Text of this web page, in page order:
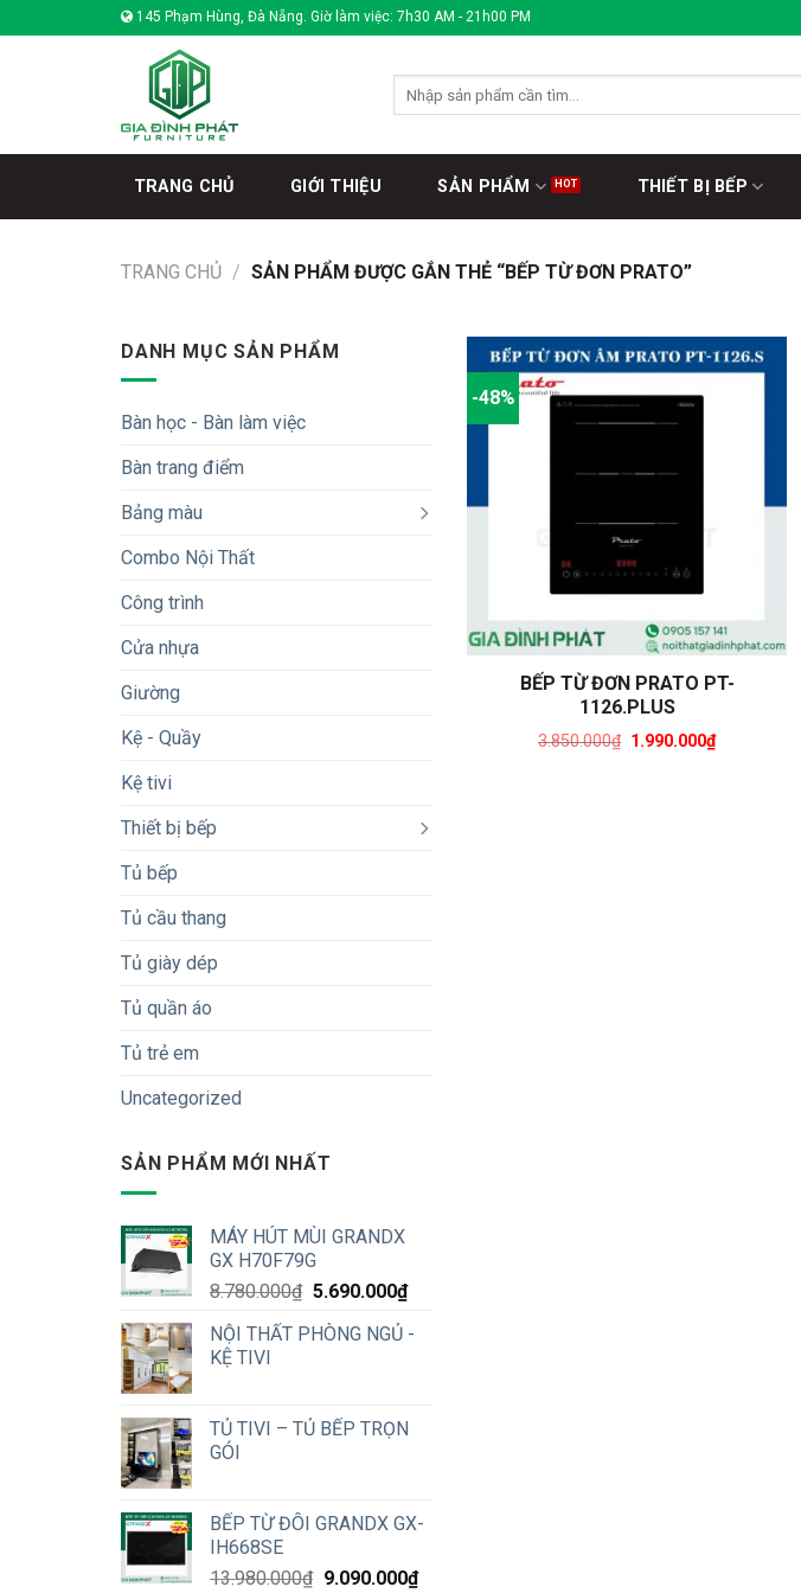
to
145 Phạm Hùng, Đà Nẵng. Giờ làm việc: 7h30 AM - 21h00 PM
kiếm:
TRANG CHỦ GIỚI THIỆU SẢN PHẨM THIẾT BỊ BẾP
TRANG CHỦ / SẢN PHẨM ĐƯỢC GẮN THẺ “BẾP TỪ ĐƠN PRATO”
DANH MỤC SẢN PHẨM
Bàn học - Bàn làm việc
Bàn trang điểm
Bảng màu
Combo Nội Thất
Công trình
Cửa nhựa
Giường
Kệ - Quầy
Kệ tivi
Thiết bị bếp
Tủ bếp
Tủ cầu thang
Tủ giày dép
Tủ quần áo
Tủ trẻ em
Uncategorized
SẢN PHẨM MỚI NHẤT
MÁY HÚT MÙI GRANDX
GX H70F79G
8.780.000₫ Original
was:
5.690.000₫Current
is:
NỘI THẤT PHÒNG NGỦ -
KỆ TIVI
TỦ TIVI – TỦ BẾP TRỌN
GÓI
BẾP TỪ ĐÔI GRANDX GX-
IH668SE
13.980.000₫ Original
9.090.000₫Current
-48%
BẾP TỪ ĐƠN PRATO PT-
1126.PLUS
3.850.000₫
Original
1.990.000₫
Current